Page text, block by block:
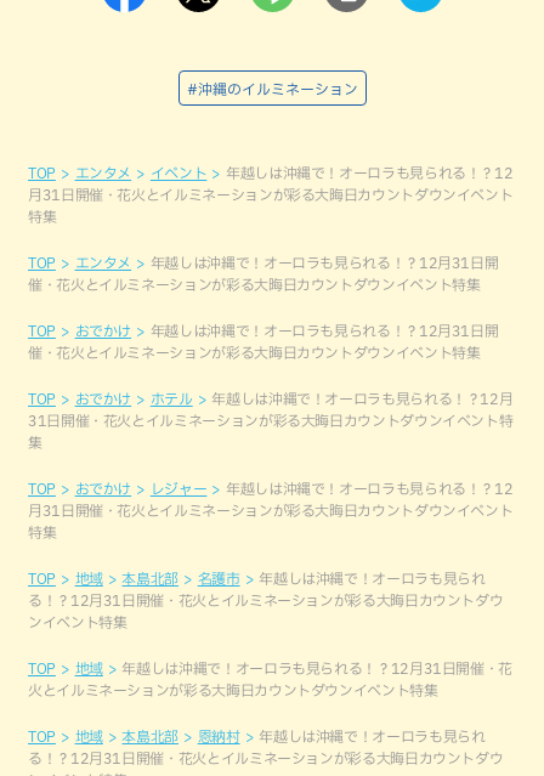
#沖縄のイルミネーション
TOP エンタメ イベント
年越しは沖縄で！オーロラも見られる！？12
月31日開催・花火とイルミネーションが彩る大晦日カウントダウンイベント
特集
TOP エンタメ
年越しは沖縄で！オーロラも見られる！？12月31日開
催・花火とイルミネーションが彩る大晦日カウントダウンイベント特集
TOP おでかけ
年越しは沖縄で！オーロラも見られる！？12月31日開
催・花火とイルミネーションが彩る大晦日カウントダウンイベント特集
TOP おでかけ ホテル
年越しは沖縄で！オーロラも見られる！？12月
31日開催・花火とイルミネーションが彩る大晦日カウントダウンイベント特
集
TOP おでかけ レジャー
年越しは沖縄で！オーロラも見られる！？12
月31日開催・花火とイルミネーションが彩る大晦日カウントダウンイベント
特集
TOP 地域 本島北部 名護市
年越しは沖縄で！オーロラも見られ
る！？12月31日開催・花火とイルミネーションが彩る大晦日カウントダウ
ンイベント特集
TOP 地域
年越しは沖縄で！オーロラも見られる！？12月31日開催・花
火とイルミネーションが彩る大晦日カウントダウンイベント特集
TOP 地域 本島北部 恩納村
年越しは沖縄で！オーロラも見られ
る！？12月31日開催・花火とイルミネーションが彩る大晦日カウントダウ